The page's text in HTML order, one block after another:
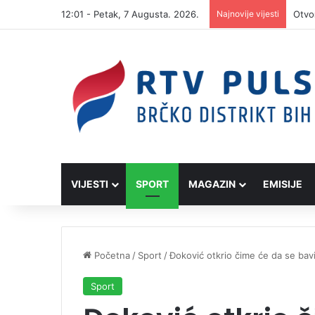
12:01 - Petak, 7 Augusta. 2026. Najnovije vijesti
VIJESTI SPORT MAGAZIN EMISIJE
Početna / Sport /Đoković otkrio čime će da se
Sport